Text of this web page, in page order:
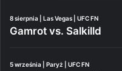
8 sierpnia | Las Vegas | UFC FN
Gamrot vs. Salkilld
5 września | Paryż | UFC FN